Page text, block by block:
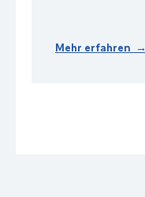
Mehr erfahren →